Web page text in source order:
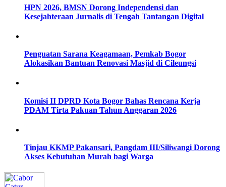
HPN 2026, BMSN Dorong Independensi dan
Kesejahteraan Jurnalis di Tengah Tantangan Digital
Penguatan Sarana Keagamaan, Pemkab Bogor
Alokasikan Bantuan Renovasi Masjid di Cileungsi
Komisi II DPRD Kota Bogor Bahas Rencana Kerja
PDAM Tirta Pakuan Tahun Anggaran 2026
Tinjau KKMP Pakansari, Pangdam III/Siliwangi Dorong
Akses Kebutuhan Murah bagi Warga